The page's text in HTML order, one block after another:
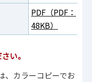
PDF（PDF：
48KB）
い。
、カラーコピーでお